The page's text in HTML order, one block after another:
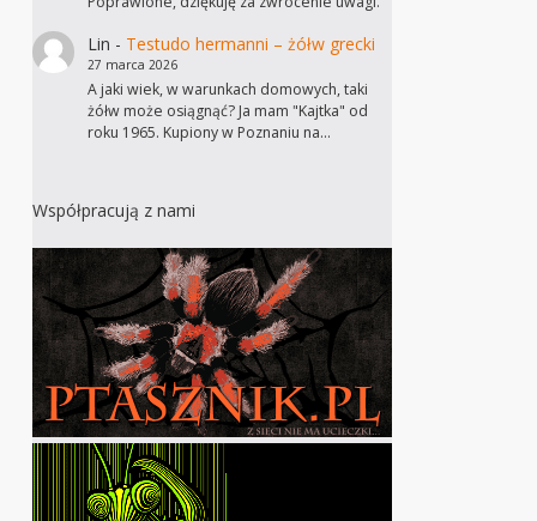
Lin - Testudo hermanni – żółw grecki
27 marca 2026
A jaki wiek, w warunkach domowych, taki
żółw może osiągnąć? Ja mam "Kajtka" od
roku 1965. Kupiony w Poznaniu na…
Współpracują z nami